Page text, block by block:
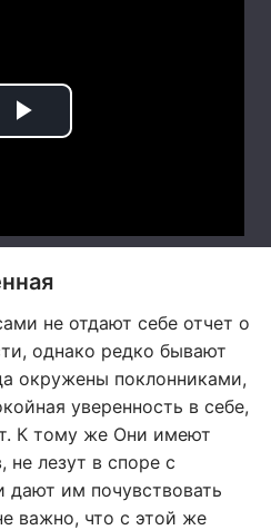
не отдают себе отчет о
однако редко бывают
окружены поклонниками,
уверенность в себе,
К тому же Они имеют
лезут в споре с
им почувствовать
важно, что с этой же